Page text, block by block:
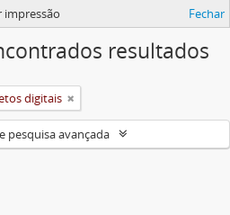
impressão Fechar
resultados
digitais
pesquisa avançada